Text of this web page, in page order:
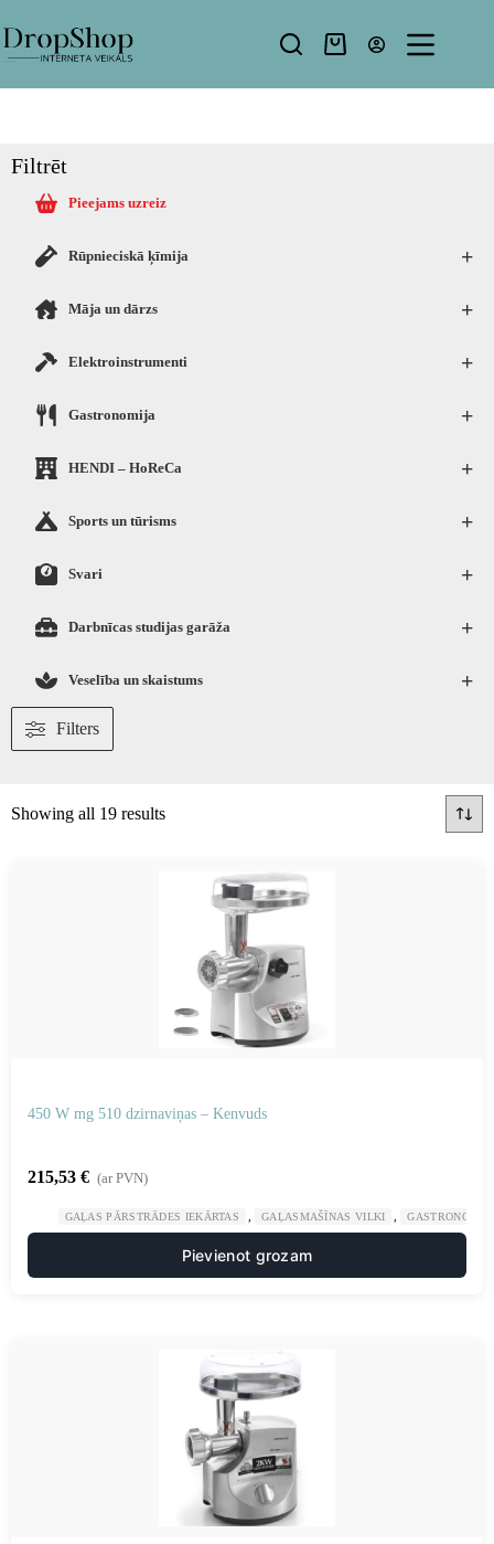
Filtrēt
Pieejams uzreiz
+
Rūpnieciskā ķīmija
+
Māja un dārzs
+
Elektroinstrumenti
+
Gastronomija
+
HENDI – HoReCa
+
Sports un tūrisms
+
Svari
+
Darbnīcas studijas garāža
+
Veselība un skaistums
Filters
Showing all 19 results
450 W mg 510 dzirnaviņas – Kenvuds
215,53 € (ar PVN)
GAĻAS PĀRSTRĀDES IEKĀRTAS GAĻASMAŠĪNAS VILKI
Pievienot grozam